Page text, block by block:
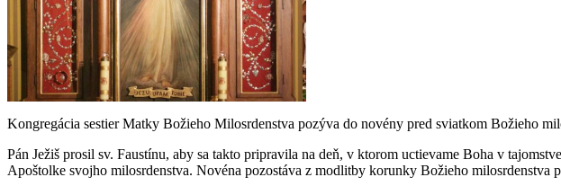
Kongregácia sestier Matky Božieho Milosrdenstva pozýva do novény pred sviatkom Božieho
Pán Ježiš prosil sv. Faustínu, aby sa takto pripravila na deň, v ktorom uctievame Boha v
Apoštolke svojho milosrdenstva. Novéna pozostáva z modlitby korunky Božieho milosrdenstva